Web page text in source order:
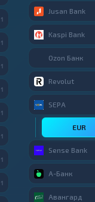
1
1
1
1
1
1
1
1
Jusan Bank
Kaspi Bank
Ozon Банк
Revolut
SEPA
EUR
Sense Bank
А-Банк
Авангард